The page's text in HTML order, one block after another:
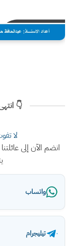
👇
لا
انضم الآن إلى
واتساب
تيليجرام